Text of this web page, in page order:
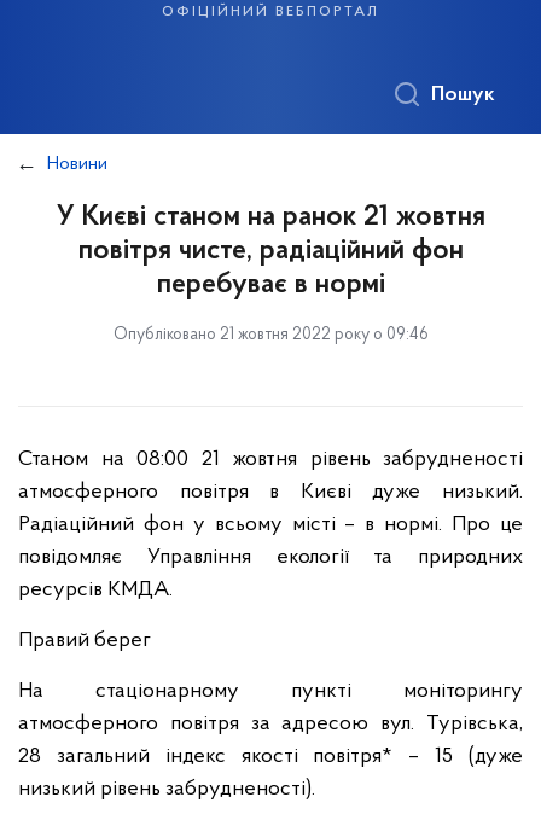
офіційний вебпортал
Пошук
Новини
У Києві станом на ранок 21 жовтня
повітря чисте, радіаційний фон
перебуває в нормі
Опубліковано 21 жовтня 2022 року о 09:46
Станом на 08:00 21 жовтня рівень забрудненості
атмосферного повітря в Києві дуже низький.
Радіаційний фон у всьому місті – в нормі. Про це
повідомляє Управління екології та природних
ресурсів КМДА.
Правий берег
На стаціонарному пункті моніторингу
атмосферного повітря за адресою вул. Турівська,
28 загальний індекс якості повітря* – 15 (дуже
низький рівень забрудненості).